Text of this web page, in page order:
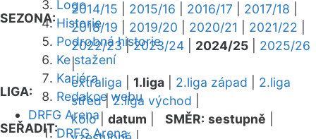
Logo
Historie
Podrobná historie
Ke stažení
Kariéra
Redakce webu
DRFG Arena
DRFG Arena
SEZONA:
2014/15
2015/16 2016/17 2017/18
2018/19
2019/20 2020/21 2021/22
2022/23|2023/24 2024/25
2025/26
|
LIGA:
extraliga 1.liga 2.liga západ
2.liga
střed|2.liga východ
SEŘADIT:
kolo| datum SMĚR: sestupně